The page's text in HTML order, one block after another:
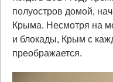
полуостров домой,
Крыма. Несмотря на
и блокады, Крым с
преображается.